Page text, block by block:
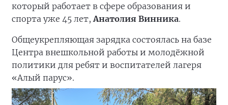
который работает в сфере образования и
спорта уже 45 лет, Анатолия Винника.
Общеукрепляющая зарядка состоялась на базе
Центра внешкольной работы и молодёжной
политики для ребят и воспитателей лагеря
«Алый парус».